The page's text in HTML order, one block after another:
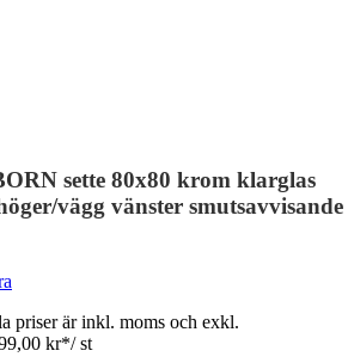
sette 80x80 krom klarglas
vägg vänster smutsavvisande
är inkl. moms och exkl.
kr*/ st